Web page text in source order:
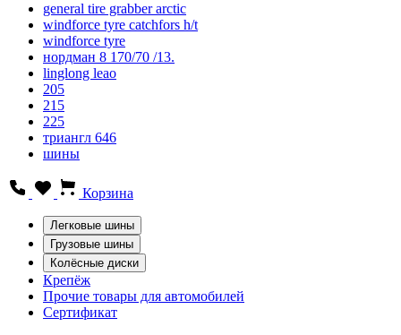
general tire grabber arctic
windforce tyre catchfors h/t
windforce tyre
нордман 8 170/70 /13.
linglong leao
205
215
225
триангл 646
шины
Корзина
Легковые шины
Грузовые шины
Колёсные диски
Крепёж
Прочие товары для автомобилей
Сертификат